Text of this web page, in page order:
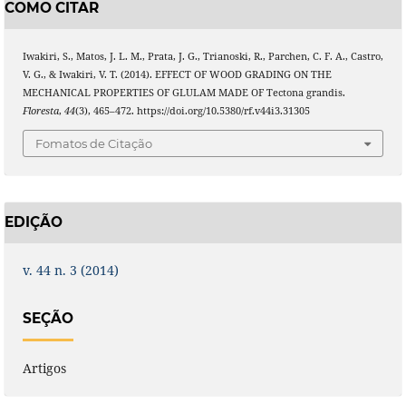
COMO CITAR
Iwakiri, S., Matos, J. L. M., Prata, J. G., Trianoski, R., Parchen, C. F. A., Castro,
V. G., & Iwakiri, V. T. (2014). EFFECT OF WOOD GRADING ON THE
MECHANICAL PROPERTIES OF GLULAM MADE OF Tectona grandis.
Floresta, 44(3), 465–472. https://doi.org/10.5380/rf.v44i3.31305
Fomatos de Citação
EDIÇÃO
v. 44 n. 3 (2014)
SEÇÃO
Artigos